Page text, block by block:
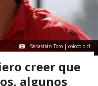
Sebastián Toro | colocolo.cl
creer que
algunos